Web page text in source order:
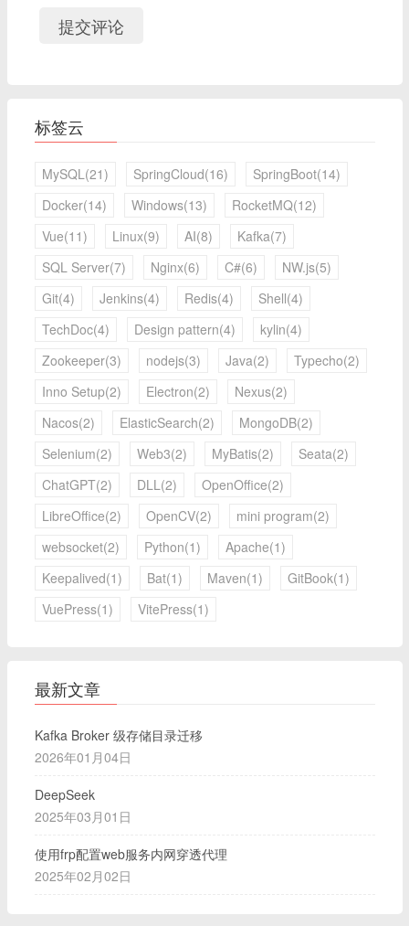
提交评论
标签云
MySQL(21) SpringCloud(16)
SpringBoot(14)
Docker(14)
Windows(13)
RocketMQ(12)
Vue(11)
Linux(9) AI(8)
Kafka(7)
SQL Server(7)
Nginx(6) C#(6)
NW.js(5)
Git(4)
Jenkins(4) Redis(4)
Shell(4)
TechDoc(4)
Design pattern(4)
kylin(4)
Zookeeper(3)
nodejs(3) Java(2)
Typecho(2)
Inno Setup(2)
Electron(2)
Nexus(2)
Nacos(2)
ElasticSearch(2)
MongoDB(2)
Selenium(2)
Web3(2) MyBatis(2)
Seata(2)
ChatGPT(2)
DLL(2)
OpenOffice(2)
LibreOffice(2)
OpenCV(2)
mini program(2)
websocket(2)
Python(1)
Apache(1)
Keepalived(1)
Bat(1) Maven(1)
GitBook(1)
VuePress(1)
VitePress(1)
最新文章
Kafka Broker 级存储目录迁移
2026年01月04日
DeepSeek
2025年03月01日
使用frp配置web服务内网穿透代理
2025年02月02日